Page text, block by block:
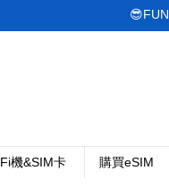
機&SIM卡 購買eSIM